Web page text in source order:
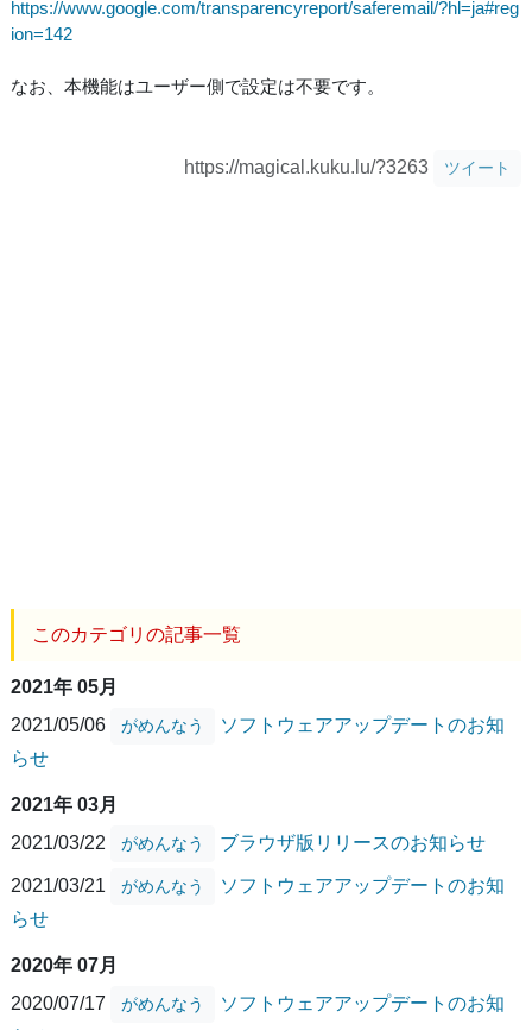
https://www.google.com/transparencyreport/saferemail/?hl=ja#reg
ion=142
なお、本機能はユーザー側で設定は不要です。
https://magical.kuku.lu/?3263 ツイート
このカテゴリの記事一覧
2021年 05月
2021/05/06
がめんなう
ソフトウェアアップデートのお知
らせ
2021年 03月
2021/03/22
がめんなう ブラウザ版リリースのお知らせ
2021/03/21 がめんなう
ソフトウェアアップデートのお知
らせ
2020年 07月
2020/07/17
がめんなう
ソフトウェアアップデートのお知